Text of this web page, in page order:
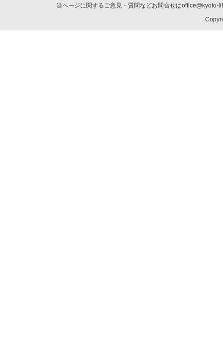
当ページに関するご意見・質問などお問合せは